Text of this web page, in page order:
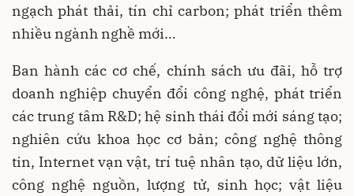
ngạch phát thải, tín chỉ carbon; phát triển thêm
nhiều ngành nghề mới…
Ban hành các cơ chế, chính sách ưu đãi, hỗ trợ
doanh nghiệp chuyển đổi công nghệ, phát triển
các trung tâm R&D; hệ sinh thái đổi mới sáng tạo;
nghiên cứu khoa học cơ bản; công nghệ thông
tin, Internet vạn vật, trí tuệ nhân tạo, dữ liệu lớn,
công nghệ nguồn, lượng tử, sinh học; vật liệu